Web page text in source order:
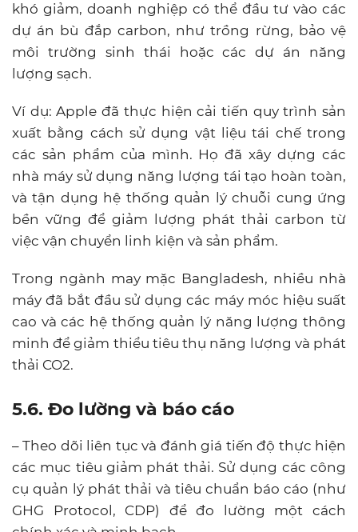
khó giảm, doanh nghiệp có thể đầu tư vào các
dự án bù đắp carbon, như trồng rừng, bảo vệ
môi trường sinh thái hoặc các dự án năng
lượng sạch.
Ví dụ: Apple đã thực hiện cải tiến quy trình sản
xuất bằng cách sử dụng vật liệu tái chế trong
các sản phẩm của mình. Họ đã xây dựng các
nhà máy sử dụng năng lượng tái tạo hoàn toàn,
và tận dụng hệ thống quản lý chuỗi cung ứng
bền vững để giảm lượng phát thải carbon từ
việc vận chuyển linh kiện và sản phẩm.
Trong ngành may mặc Bangladesh, nhiều nhà
máy đã bắt đầu sử dụng các máy móc hiệu suất
cao và các hệ thống quản lý năng lượng thông
minh để giảm thiểu tiêu thụ năng lượng và phát
thải CO2.
5.6. Đo lường và báo cáo
– Theo dõi liên tục và đánh giá tiến độ thực hiện
các mục tiêu giảm phát thải. Sử dụng các công
cụ quản lý phát thải và tiêu chuẩn báo cáo (như
GHG Protocol, CDP) để đo lường một cách